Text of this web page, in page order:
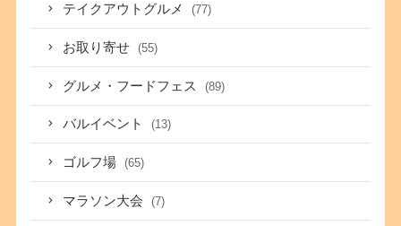
テイクアウトグルメ (77)
お取り寄せ (55)
グルメ・フードフェス (89)
バルイベント (13)
ゴルフ場 (65)
マラソン大会 (7)